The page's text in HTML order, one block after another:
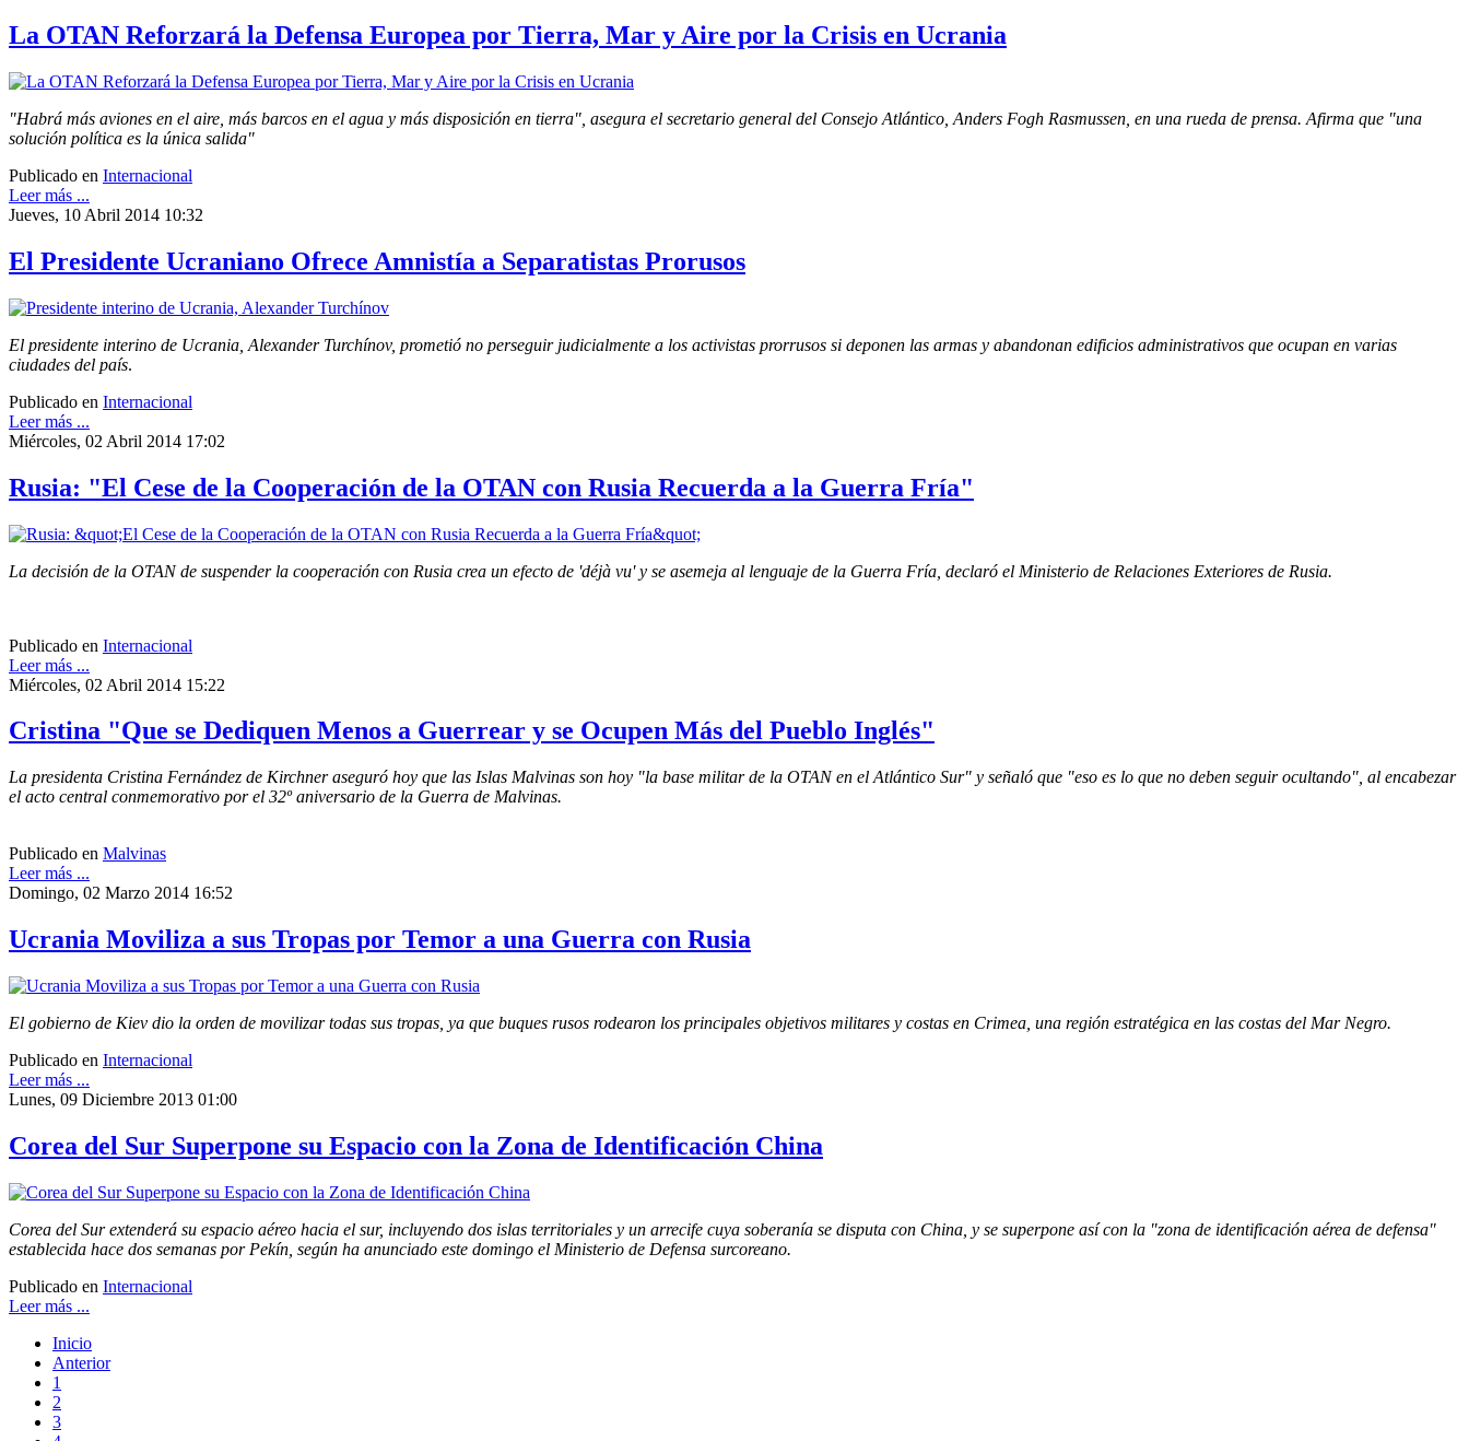
La OTAN Reforzará la Defensa Europea por Tierra, Mar y Aire por la Crisis en Ucrania
"Habrá más aviones en el aire, más barcos en el agua y más disposición en tierra", asegura el secretario general del Consejo Atlántico, Anders Fogh Rasmussen, en una rueda de prensa. Afirma que "una
solución política es la única salida"
Publicado en Internacional
Leer más ...
Jueves, 10 Abril 2014 10:32
El Presidente Ucraniano Ofrece Amnistía a Separatistas Prorusos
El presidente interino de Ucrania, Alexander Turchínov, prometió no perseguir judicialmente a los activistas prorrusos si deponen las armas y abandonan edificios administrativos que ocupan en varias
ciudades del país.
Publicado en Internacional
Leer más ...
Miércoles, 02 Abril 2014 17:02
Rusia: "El Cese de la Cooperación de la OTAN con Rusia Recuerda a la Guerra Fría"
La decisión de la OTAN de suspender la cooperación con Rusia crea un efecto de 'déjà vu' y se asemeja al lenguaje de la Guerra Fría, declaró el Ministerio de Relaciones Exteriores de Rusia.
Publicado en Internacional
Leer más ...
Miércoles, 02 Abril 2014 15:22
Cristina "Que se Dediquen Menos a Guerrear y se Ocupen Más del Pueblo Inglés"
La presidenta Cristina Fernández de Kirchner aseguró hoy que las Islas Malvinas son hoy "la base militar de la OTAN en el Atlántico Sur" y señaló que "eso es lo que no deben seguir ocultando", al encabezar
el acto central conmemorativo por el 32º aniversario de la Guerra de Malvinas.
Publicado en Malvinas
Leer más ...
Domingo, 02 Marzo 2014 16:52
Ucrania Moviliza a sus Tropas por Temor a una Guerra con Rusia
El gobierno de Kiev dio la orden de movilizar todas sus tropas, ya que buques rusos rodearon los principales objetivos militares y costas en Crimea, una región estratégica en las costas del Mar Negro.
Publicado en Internacional
Leer más ...
Lunes, 09 Diciembre 2013 01:00
Corea del Sur Superpone su Espacio con la Zona de Identificación China
Corea del Sur extenderá su espacio aéreo hacia el sur, incluyendo dos islas territoriales y un arrecife cuya soberanía se disputa con China, y se superpone así con la "zona de identificación aérea de defensa"
establecida hace dos semanas por Pekín, según ha anunciado este domingo el Ministerio de Defensa surcoreano.
Publicado en Internacional
Leer más ...
Inicio
Anterior
1
2
3